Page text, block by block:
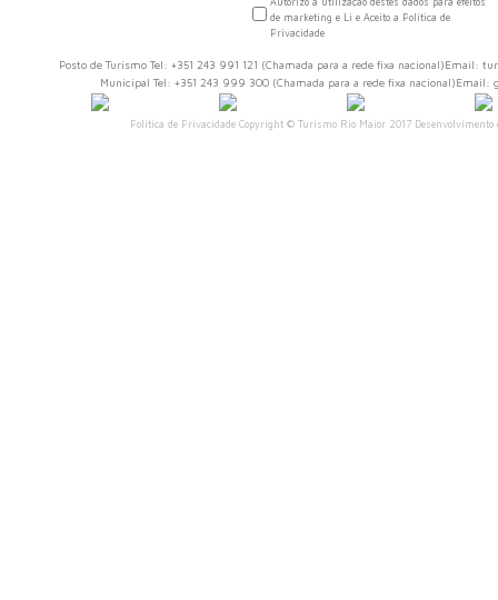
de marketing e Li e Aceito a Política de
Privacidade
Posto de Turismo Tel: +351 243 991 121 (Chamada para a rede fixa nacional)Email:
Municipal Tel: +351 243 999 300 (Chamada para a rede fixa
Política de PrivacidadeCopyright © Turismo Rio Maior 2017 Desenvolvimento